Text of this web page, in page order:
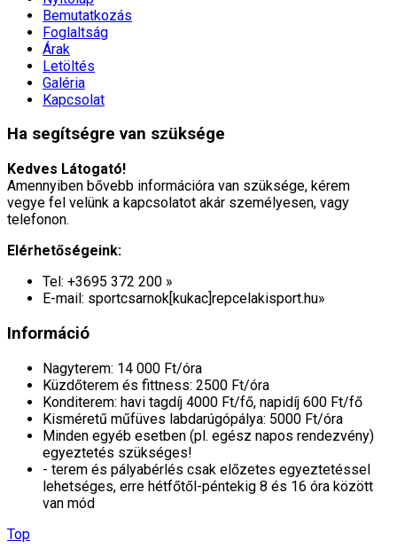
Bemutatkozás
Foglaltság
Árak
Letöltés
Galéria
Kapcsolat
Ha segítségre van szüksége
Kedves Látogató!
Amennyiben bővebb információra van szüksége, kérem
vegye fel velünk a kapcsolatot akár személyesen, vagy
telefonon.
Elérhetőségeink:
Tel: +3695 372 200 »
E-mail: sportcsarnok[kukac]repcelakisport.hu»
Információ
Nagyterem: 14 000 Ft/óra
Küzdőterem és fittness: 2500 Ft/óra
Konditerem: havi tagdíj 4000 Ft/fő, napidíj 600 Ft/fő
Kisméretű műfüves labdarúgópálya: 5000 Ft/óra
Minden egyéb esetben (pl. egész napos rendezvény)
egyeztetés szükséges!
- terem és pályabérlés csak előzetes egyeztetéssel
lehetséges, erre hétfőtől-péntekig 8 és 16 óra között
van mód
Top